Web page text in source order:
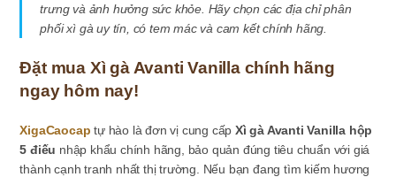
trưng và ảnh hưởng sức khỏe. Hãy chọn các địa chỉ phân
phối xì gà uy tín, có tem mác và cam kết chính hãng.
Đặt mua Xì gà Avanti Vanilla chính hãng
ngay hôm nay!
XigaCaocap tự hào là đơn vị cung cấpXì gà Avanti Vanilla hộp
5 điếu nhập khẩu chính hãng, bảo quản đúng tiêu chuẩn với giá
thành cạnh tranh nhất thị trường. Nếu bạn đang tìm kiếm hương